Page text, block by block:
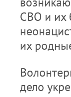
СВО и их
их
дело